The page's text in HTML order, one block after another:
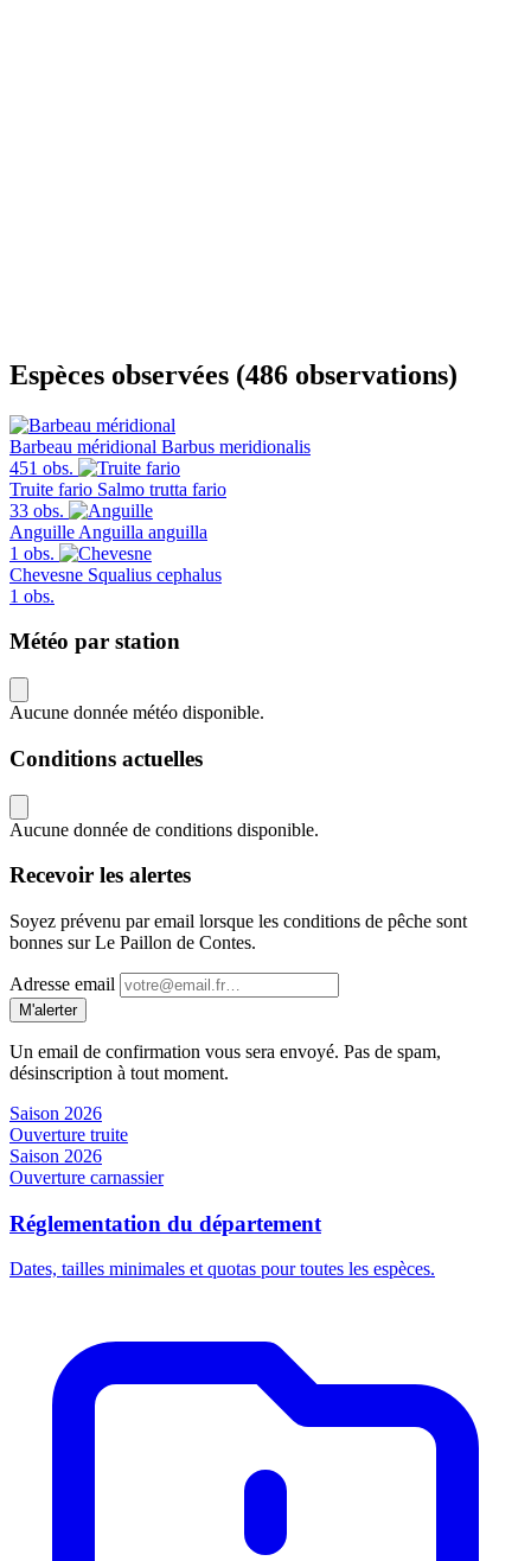
Espèces observées (486 observations)
Barbeau méridional Barbus meridionalis
451 obs.
Truite fario Salmo trutta fario
33 obs.
Anguille Anguilla anguilla
1 obs.
Chevesne Squalius cephalus
1 obs.
Météo par station
Aucune donnée météo disponible.
Conditions actuelles
Aucune donnée de conditions disponible.
Recevoir les alertes
Soyez prévenu par email lorsque les conditions de pêche sont
bonnes sur Le Paillon de Contes.
Adresse email
M'alerter
Un email de confirmation vous sera envoyé. Pas de spam,
désinscription à tout moment.
Saison 2026
Ouverture truite
Saison 2026
Ouverture carnassier
Réglementation du département
Dates, tailles minimales et quotas pour toutes les espèces.